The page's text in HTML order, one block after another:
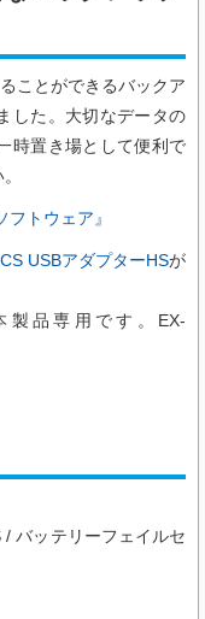
ことができるバックア
した。大切なデータの
時置き場として便利で
トウェア』
USBアダプターHSが
製品専用です。EX-
バッテリーフェイルセ